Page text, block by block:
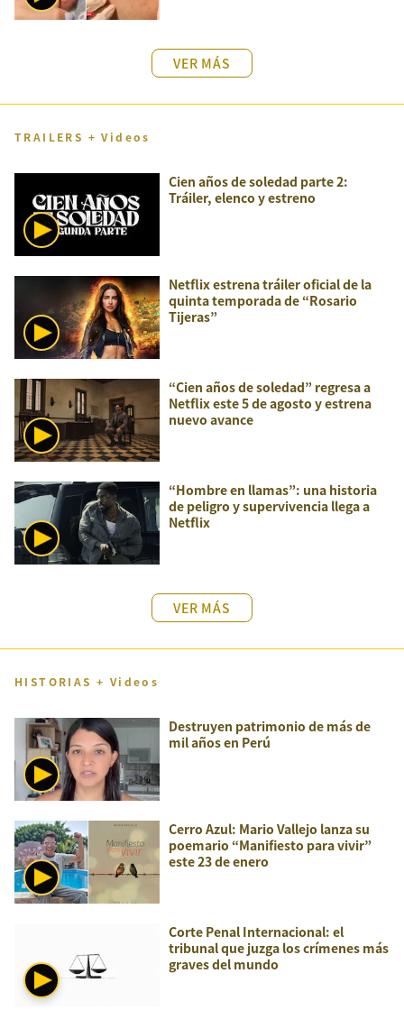
VER MÁS
TRAILERS + Videos
Cien años de soledad parte 2:
Tráiler, elenco y estreno
Netflix estrena tráiler oficial de la
quinta temporada de “Rosario
Tijeras”
“Cien años de soledad” regresa a
Netflix este 5 de agosto y estrena
nuevo avance
“Hombre en llamas”: una historia
de peligro y supervivencia llega a
Netflix
VER MÁS
HISTORIAS + Videos
Destruyen patrimonio de más de
mil años en Perú
Cerro Azul: Mario Vallejo lanza su
poemario “Manifiesto para vivir”
este 23 de enero
Corte Penal Internacional: el
tribunal que juzga los crímenes más
graves del mundo